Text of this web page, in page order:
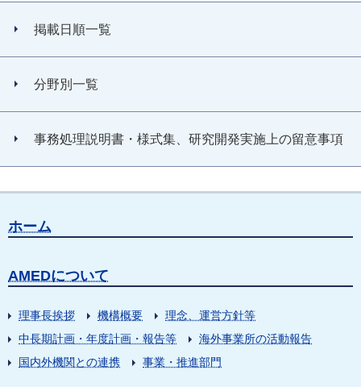
掲載日順一覧
分野別一覧
事務処理説明書・様式集、研究開発実施上の留意事項
ホーム
AMEDについて
理事長挨拶 機構概要
理念、運営方針等
中長期計画・年度計画・報告等
海外事業所の活動報告
国内外機関との連携
事業・推進部門